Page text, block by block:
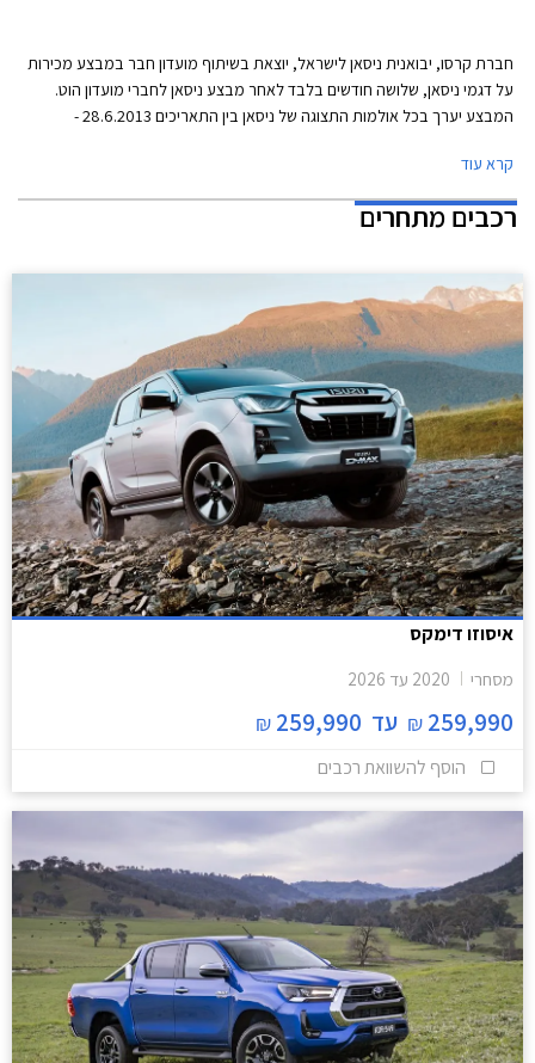
חברת קרסו, יבואנית ניסאן לישראל, יוצאת בשיתוף מועדון חבר במבצע מכירות
על דגמי ניסאן, שלושה חודשים בלבד לאחר מבצע ניסאן לחברי מועדון הוט.
המבצע יערך בכל אולמות התצוגה של ניסאן בין התאריכים 28.6.2013 -
הנחה של 30% על רכישת מערכת מולטימדיה של חברת קנווד (Kenwood)
הכוללת, בין היתר, מערכת ניווט ומצלמה אחורית, הטבות מימון ושי יקר ערך
עד 30,000 ₪ בכרטיס אשראי חבר צרכנות. יודגש כי המחירים המוצגים לעיל
כוללים מע"מ בגובה 17% וייתכן כי יחולו שינויים במחירים המוצגים הן בעקבות
עליית המע"מ והן בעקבות שינוי המיסוי הצפויים (שינוי מס ירוק). היבואן מציין
בעלון המבצע, כי במידה וייחולו שינויים במיסוי ובעקבותיהם שינוי במחירי
המחירון, שומר לעצמו היבואן את הזכות לייקר את מחירי הרכבים במבצע ו/או
להקטין את גובה ההנחה. באם ישונו המחירים, יחולו המחירים החדשים רק על
מקרים בהם הרכב טרם נמסר ללקוח.
קרא עוד
רכבים מתחרים
איסוזו דימקס
מסחרי 2020 עד 2026
259,990
₪ עד 259,990
₪
הוסף להשוואת רכבים